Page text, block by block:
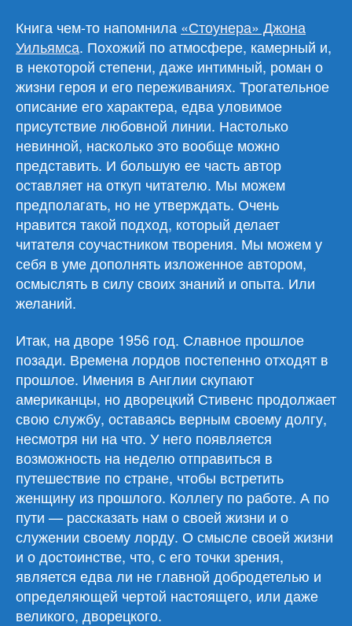
Книга чем-то напомнила «Стоунера» Джона
Уильямса. Похожий по атмосфере, камерный и,
в некоторой степени, даже интимный, роман о
жизни героя и его переживаниях. Трогательное
описание его характера, едва уловимое
присутствие любовной линии. Настолько
невинной, насколько это вообще можно
представить. И большую ее часть автор
оставляет на откуп читателю. Мы можем
предполагать, но не утверждать. Очень
нравится такой подход, который делает
читателя соучастником творения. Мы можем у
себя в уме дополнять изложенное автором,
осмыслять в силу своих знаний и опыта. Или
желаний.
Итак, на дворе 1956 год. Славное прошлое
позади. Времена лордов постепенно отходят в
прошлое. Имения в Англии скупают
американцы, но дворецкий Стивенс продолжает
свою службу, оставаясь верным своему долгу,
несмотря ни на что. У него появляется
возможность на неделю отправиться в
путешествие по стране, чтобы встретить
женщину из прошлого. Коллегу по работе. А по
пути — рассказать нам о своей жизни и о
служении своему лорду. О смысле своей жизни
и о достоинстве, что, с его точки зрения,
является едва ли не главной добродетелью и
определяющей чертой настоящего, или даже
великого, дворецкого.